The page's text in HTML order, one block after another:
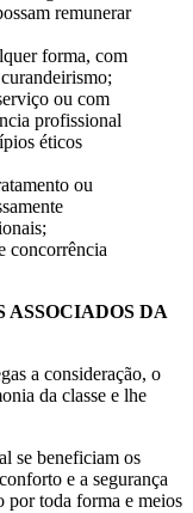
remunerar
forma, com
ou com
profissional
éticos
ou
concorrência
DA
a consideração, o
da classe e lhe
se beneficiam os
e a segurança
por toda forma e meios